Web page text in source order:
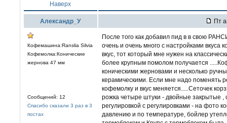
Наверх
Александр_У Пт
Кофемашина:Ranslia Silvia
Кофемолка:Конические
жернова 47 мм
Сообщений: 12
Спасибо сказали 3 раз в 3
постах
После того как добавил пид в в свою
очень и очень много с настройками вкуса
вкус, тот который мне нужен на
более крупным помолом получается
коническими жерновами и несколько
керамическими. Если мне надо поменять
кофемолку и вкус меняется.....Сеточек
рожка четыре штуки - двойные закрытые
регулировкой с регулировками - на
давлению и по температуре, бойлер